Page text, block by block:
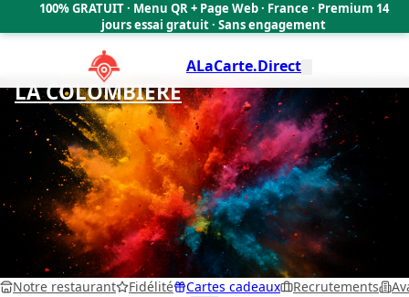
100% GRATUIT · Menu QR + Page Web · France · Premium 14
jours essai gratuit · Sans engagement
ALaCarte.Direct
LA COLOMBIERE
Notre restaurant Fidélité Cartes cadeaux Recrutements